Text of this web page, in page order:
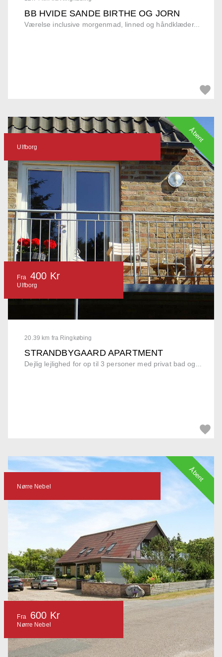
BB HVIDE SANDE BIRTHE OG JORN
Værelse inclusive morgenmad, linned og håndklæder...
20.39 km fra Ringkøbing
STRANDBYGAARD APARTMENT
Dejlig lejlighed for op til 3 personer med privat bad og...
Ulfborg
Fra 400 Kr
Ulfborg
Åbent
Nørre Nebel
Fra 600 Kr
Nørre Nebel
Åbent